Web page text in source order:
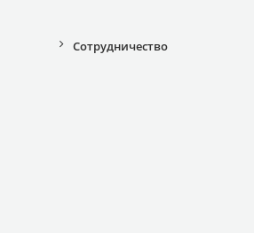
Сотрудничество